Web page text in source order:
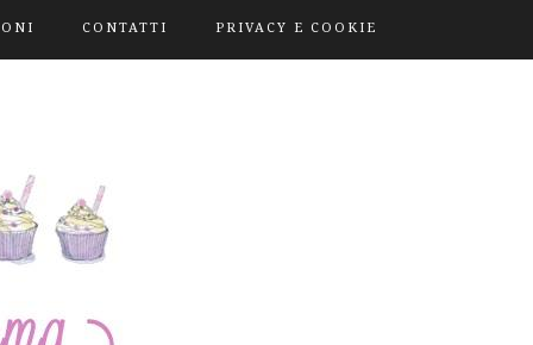
CONTATTI PRIVACY E COOKIE